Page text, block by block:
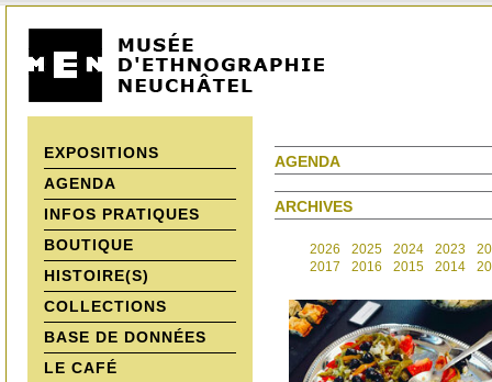
EXPOSITIONS
AGENDA
INFOS PRATIQUES
BOUTIQUE
HISTOIRE(S)
COLLECTIONS
BASE DE DONNÉES
LE CAFÉ
AGENDA
ARCHIVES
2026 2025 2024 2023
2017
2016 2015 2014